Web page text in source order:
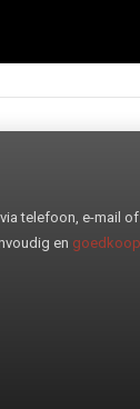
telefoon, e-mail
en goedkoop